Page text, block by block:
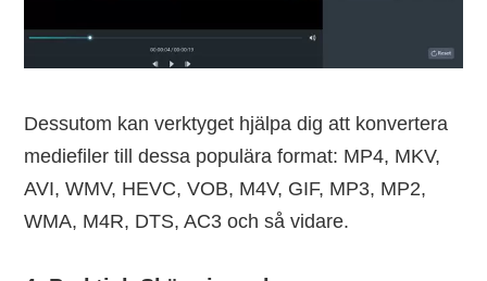
Dessutom kan verktyget hjälpa dig att konvertera
mediefiler till dessa populära format: MP4, MKV,
AVI, WMV, HEVC, VOB, M4V, GIF, MP3, MP2,
WMA, M4R, DTS, AC3 och så vidare.